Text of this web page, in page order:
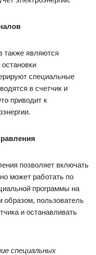
также являются
специальные
в счетчик и
приводит к
позволяет включать
может работать по
программы на
образом, пользователь
и останавливать
специальных